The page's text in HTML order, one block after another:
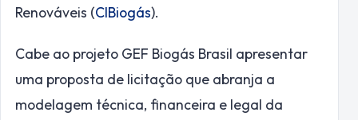
Renováveis (CIBiogás).
Cabe ao projeto GEF Biogás Brasil apresentar
uma proposta de licitação que abranja a
modelagem técnica, financeira e legal da